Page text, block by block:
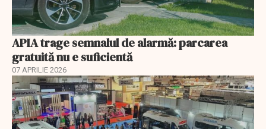
APIA trage semnalul de alarmă: parcarea
gratuită nu e suficientă
07 APRILIE 2026